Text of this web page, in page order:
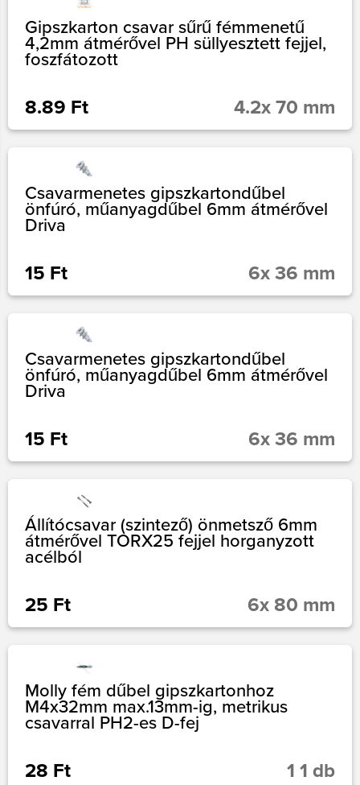
Gipszkarton csavar sűrű fémmenetű
4,2mm átmérővel PH süllyesztett fejjel,
foszfátozott
8.89 Ft 4.2x 70 mm
Csavarmenetes gipszkartondűbel
önfúró, műanyagdűbel 6mm átmérővel
Driva
15 Ft 6x 36 mm
Csavarmenetes gipszkartondűbel
önfúró, műanyagdűbel 6mm átmérővel
Driva
15 Ft 6x 36 mm
Állítócsavar (szintező) önmetsző 6mm
átmérővel TORX25 fejjel horganyzott
acélból
25 Ft 6x 80 mm
Molly fém dűbel gipszkartonhoz
M4x32mm max.13mm-ig, metrikus
csavarral PH2-es D-fej
28 Ft 1 1 db